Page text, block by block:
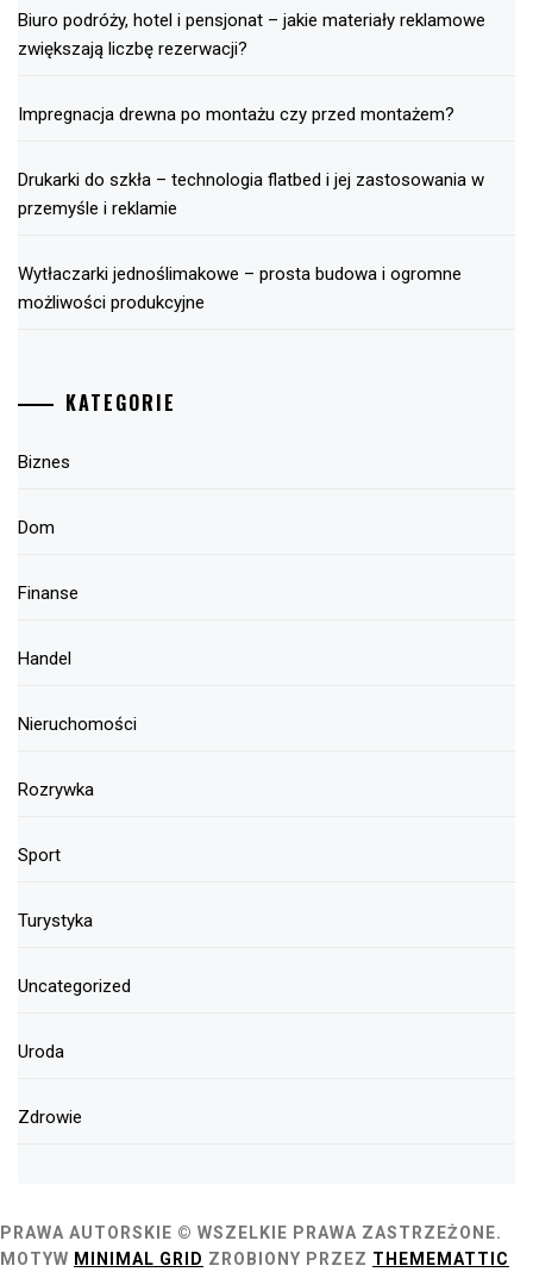
Biuro podróży, hotel i pensjonat – jakie materiały reklamowe
zwiększają liczbę rezerwacji?
Impregnacja drewna po montażu czy przed montażem?
Drukarki do szkła – technologia flatbed i jej zastosowania w
przemyśle i reklamie
Wytłaczarki jednoślimakowe – prosta budowa i ogromne
możliwości produkcyjne
KATEGORIE
Biznes
Dom
Finanse
Handel
Nieruchomości
Rozrywka
Sport
Turystyka
Uncategorized
Uroda
Zdrowie
PRAWA AUTORSKIE © WSZELKIE PRAWA ZASTRZEŻONE.
MOTYW MINIMAL GRID ZROBIONY PRZEZ THEMEMATTIC